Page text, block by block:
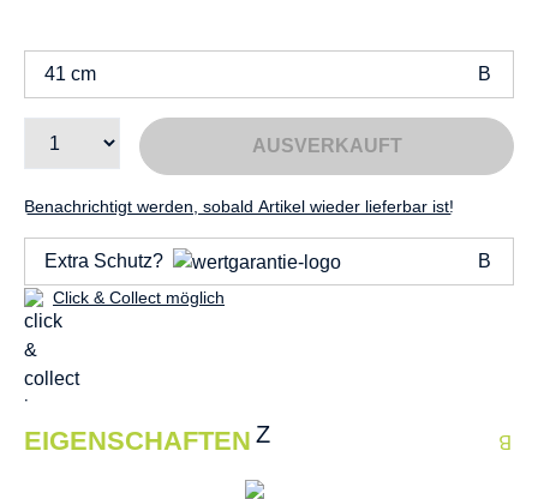
41 cm
AUSVERKAUFT
Benachrichtigt werden, sobald Artikel wieder lieferbar ist!
Extra Schutz?
Click & Collect möglich
EIGENSCHAFTEN